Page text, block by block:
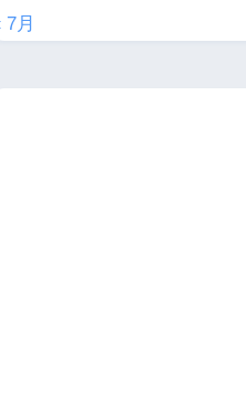
7月